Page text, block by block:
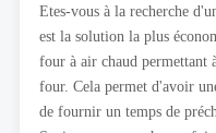
Etes-vous à la recherche
est la solution la plus
four à air chaud permettant
four. Cela permet d'avoir
de fournir un temps de